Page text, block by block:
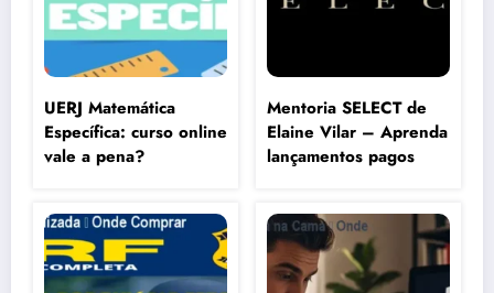
UERJ Matemática
Específica: curso online
vale a pena?
Mentoria SELECT de
Elaine Vilar – Aprenda
lançamentos pagos